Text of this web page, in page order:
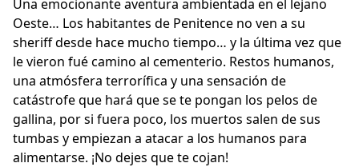
Una emocionante aventura ambientada en el lejano
Oeste… Los habitantes de Penitence no ven a su
sheriff desde hace mucho tiempo… y la última vez que
le vieron fué camino al cementerio. Restos humanos,
una atmósfera terrorífica y una sensación de
catástrofe que hará que se te pongan los pelos de
gallina, por si fuera poco, los muertos salen de sus
tumbas y empiezan a atacar a los humanos para
alimentarse. ¡No dejes que te cojan!